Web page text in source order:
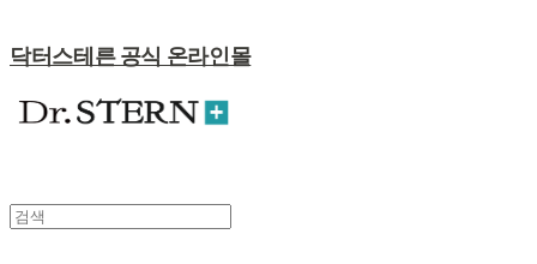
닥터스테른 공식 온라인몰